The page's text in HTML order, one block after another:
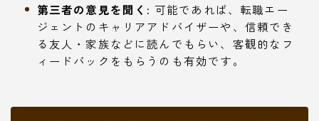
第三者の意見を聞く: 可能であれば、転職エー
ジェントのキャリアアドバイザーや、信頼でき
る友人・家族などに読んでもらい、客観的なフ
ィードバックをもらうのも有効です。